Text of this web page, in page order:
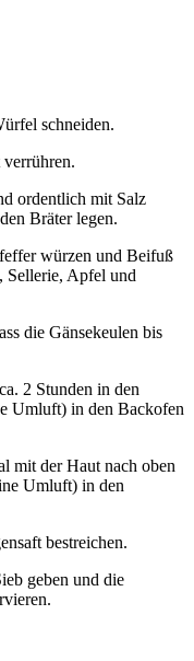
schneiden.
ordentlich mit Salz
Bräter legen.
würzen und Beifuß
Sellerie, Apfel und
die Gänsekeulen bis
2 Stunden in den
Umluft) in den Backofen
mit der Haut nach oben
Umluft) in den
bestreichen.
geben und die